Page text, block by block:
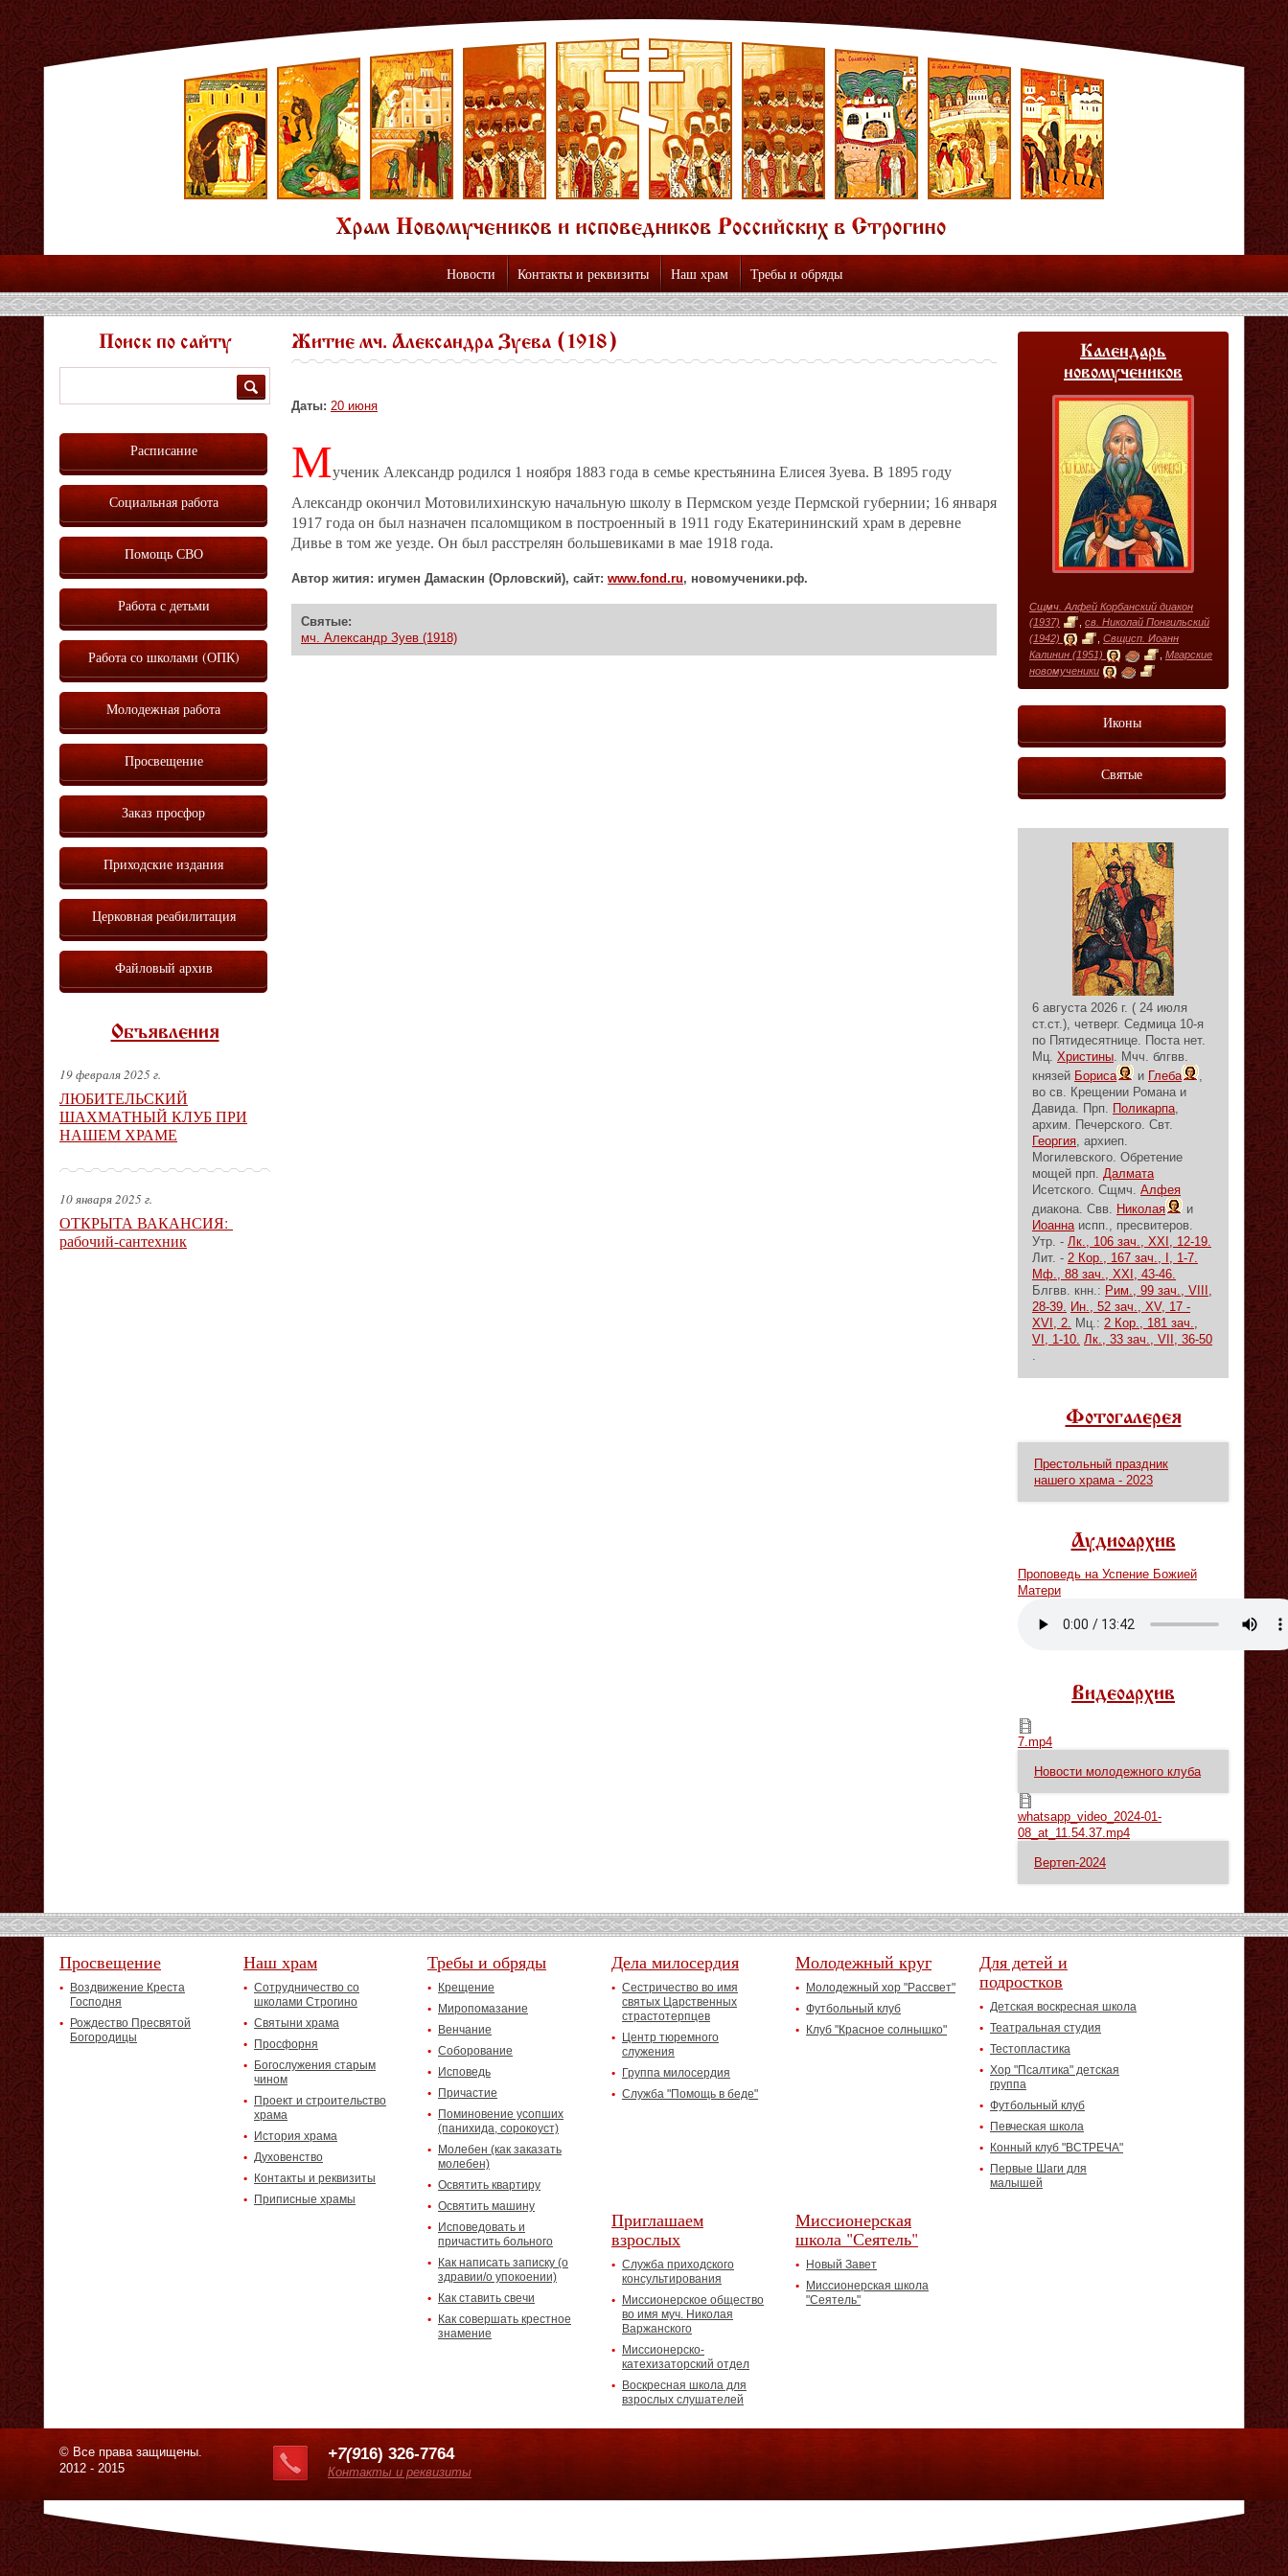
Новости Контакты и реквизиты Наш храм Требы и обряды
Житие мч. Александра Зуева (1918)
Даты: 20 июня
Мученик Александр родился 1 ноября 1883 года в семье крестьянина Елисея Зуева. В 1895 году
Александр окончил Мотовилихинскую начальную школу в Пермском уезде Пермской губернии; 16 января
1917 года он был назначен псаломщиком в построенный в 1911 году Екатерининский храм в деревне
Дивье в том же уезде. Он был расстрелян большевиками в мае 1918 года.
Автор жития: игумен Дамаскин (Орловский), сайт: www.fond.ru, новомученики.рф.
Святые:
мч. Александр Зуев (1918)
Поиск по сайту
Расписание
Социальная работа
Помощь СВО
Работа с детьми
Работа со школами (ОПК)
Молодежная работа
Просвещение
Заказ просфор
Приходские издания
Церковная реабилитация
Файловый архив
Объявления
19 февраля 2025 г.
ЛЮБИТЕЛЬСКИЙ
ШАХМАТНЫЙ КЛУБ ПРИ
НАШЕМ ХРАМЕ
10 января 2025 г.
ОТКРЫТА ВАКАНСИЯ:
рабочий-сантехник
Календарь
новомучеников
Сщмч. Алфей Корбанский диакон
(1937)
св. Николай Понгильский
(1942)
Свщисп. Иоанн
Калинин (1951)
Мгарские
новомученики
Иконы
Святые
6 августа 2026 г. ( 24 июля
ст.ст.), четверг. Седмица 10-я
по Пятидесятнице. Поста нет.
Мц. Христины. Мчч. блгвв.
князей Бориса и Глеба
,
во св. Крещении Романа и
Давида. Прп. Поликарпа,
архим. Печерского. Свт.
Георгия, архиеп.
Могилевского. Обретение
мощей прп. Далмата
Исетского. Сщмч. Алфея
диакона. Свв. Николая
и
Иоаннаиспп., пресвитеров.
Утр. - Лк., 106 зач., XXI, 12-19.
Лит. - 2 Кор., 167 зач., I, 1-7.
Мф., 88 зач., XXI, 43-46.
Блгвв. кнн.: Рим., 99 зач., VIII,
28-39. Ин., 52 зач., XV, 17 -
XVI, 2. Мц.: 2 Кор., 181 зач.,
VI, 1-10. Лк., 33 зач., VII, 36-50
.
Фотогалерея
Престольный праздник
нашего храма - 2023
Аудиоархив
Проповедь на Успение Божией
Матери
Видеоархив
7.mp4
7.mp4
Новости молодежного клуба
whatsapp_video_2024-01-08_at_11.54.37.mp4
whatsapp_video_2024-01-
08_at_11.54.37.mp4
Вертеп-2024
Просвещение
Воздвижение Креста
Господня
Рождество Пресвятой
Богородицы
Наш храм
Сотрудничество со
школами Строгино
Святыни храма
Просфорня
Богослужения старым
чином
Проект и строительство
храма
История храма
Духовенство
Контакты и реквизиты
Приписные храмы
Требы и обряды
Крещение
Миропомазание
Венчание
Соборование
Исповедь
Причастие
Поминовение усопших
(панихида, сорокоуст)
Молебен (как заказать
молебен)
Освятить квартиру
Освятить машину
Исповедовать и
причастить больного
Как написать записку (о
здравии/о упокоении)
Как ставить свечи
Как совершать крестное
знамение
Дела милосердия
Сестричество во имя
святых Царственных
страстотерпцев
Центр тюремного
служения
Группа милосердия
Служба "Помощь в беде"
Молодежный круг
Молодежный хор "Рассвет"
Футбольный клуб
Клуб "Красное солнышко"
Для детей и
подростков
Детская воскресная школа
Театральная студия
Тестопластика
Хор "Псалтика" детская
группа
Футбольный клуб
Певческая школа
Конный клуб "ВСТРЕЧА"
Первые Шаги для
малышей
Приглашаем
взрослых
Служба приходского
консультирования
Миссионерское общество
во имя муч. Николая
Варжанского
Миссионерско-
катехизаторский отдел
Воскресная школа для
взрослых слушателей
Миссионерская
школа "Сеятель"
Новый Завет
Миссионерская школа
"Сеятель"
© Все права защищены.
2012 - 2015
+7(916) 326-7764
Контакты и реквизиты